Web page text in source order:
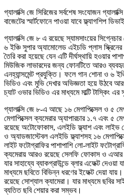
গ্যালাক্সি জে সিরিজের সর্বশেষ সংযোজন
বাজেটের স্মার্টফোনে পাওয়া যাবে ফ্ল্যাগশিপ
গ্যালাক্সি জে ৮ এ রয়েছে স্যামসাংয়ের
৬ ইঞ্চি সুপার অ্যামোলেড এইচডি প্লাস
তৈরি করা হয়েছে যেন এটি দীর্ঘস্থায়ি হওয়ার
মিউজিক লাভারদের জন্য ফোনটিতে আরও
এনহ্যান্সমেন্ট প্রযুক্তি। ফলে গান শোনা ও ৬
ভিডিও এবং মুভি দেখার অভিজ্ঞতা হয়ে উঠবে
চ্যাট ওভার ভিডিও এর মাধ্যমে মাল্টি টাস্কিং এর
গ্যালাক্সি জে ৮-এ আছে ১৬ মেগাপিক্সেল ও ৫
মেগাপিক্সেল ক্যমেরার অ্যাপারচার ১.৭ এবং ৫
রয়েছে অটোফোকাস, এলইডি ফ্ল্যাশ এবং লাইভ
ও অ্যাডজাস্টেবল এলইডি ফ্ল্যাশসহ ১৬
লাইট ফটোগ্রাফির পাশাপাশি লো-লাইট
ক্যমেরায় আরও রয়েছে সেলফি ফোকাস ও
যার সাহায্যে ব্যাকগ্রাউন্ডে ব্লার এফেক্ট
মাধ্যমে ছবিতে বিভিন্ন ধরণের ইফেক্ট দেয়া
রয়েছে সোশ্যাল ক্যামেরা। যার মাধ্যমে ছবির
ব্যতিত ছবি শেয়ার করা সম্ভব।